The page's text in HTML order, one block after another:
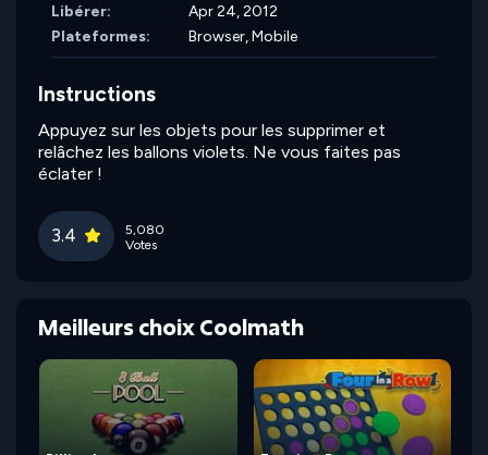
Libérer:
Apr 24, 2012
Plateformes:
Browser, Mobile
Instructions
Appuyez sur les objets pour les supprimer et
relâchez les ballons violets. Ne vous faites pas
éclater !
3.4
5,080
Votes
Meilleurs choix Coolmath